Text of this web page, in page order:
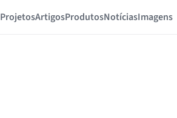
ProjetosArtigosProdutosNotíciasImagens